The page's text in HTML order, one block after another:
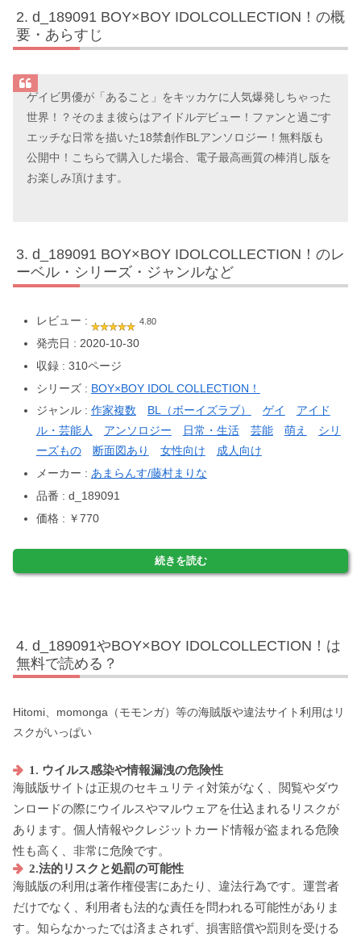
d_189091 BOY×BOY IDOLCOLLECTION！の概
要・あらすじ
ゲイビ男優が「あること」をキッカケに人気爆発しちゃった
世界！？そのまま彼らはアイドルデビュー！ファンと過ごす
エッチな日常を描いた18禁創作BLアンソロジー！無料版も
公開中！こちらで購入した場合、電子最高画質の棒消し版を
お楽しみ頂けます。
d_189091 BOY×BOY IDOLCOLLECTION！のレ
ーベル・シリーズ・ジャンルなど
レビュー : 4.80
発売日 : 2020-10-30
収録 : 310ページ
シリーズ : BOY×BOY IDOL COLLECTION！
ジャンル : 作家複数 BL（ボーイズラブ） ゲイ
アイド
ル・芸能人
アンソロジー 日常・生活 芸能 萌え
シリ
ーズもの
断面図あり 女性向け
成人向け
メーカー : あまらんす/藤村まりな
品番 : d_189091
価格 : ￥770
続きを読む
d_189091やBOY×BOY IDOLCOLLECTION！は
無料で読める？
Hitomi、momonga（モモンガ）等の海賊版や違法サイト利用はリ
スクがいっぱい
1. ウイルス感染や情報漏洩の危険性
海賊版サイトは正規のセキュリティ対策がなく、閲覧やダウ
ンロードの際にウイルスやマルウェアを仕込まれるリスクが
あります。個人情報やクレジットカード情報が盗まれる危険
性も高く、非常に危険です。
2.法的リスクと処罰の可能性
海賊版の利用は著作権侵害にあたり、違法行為です。運営者
だけでなく、利用者も法的な責任を問われる可能性がありま
す。知らなかったでは済まされず、損害賠償や罰則を受ける